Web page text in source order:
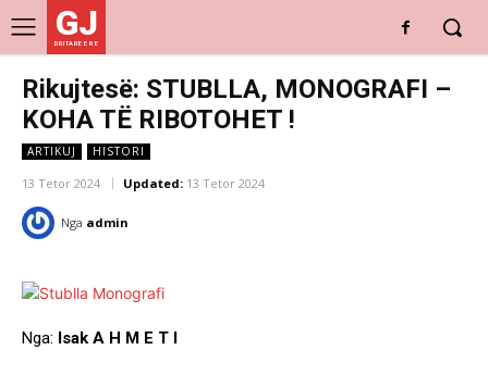
GJ
DRITARE E RE
Rikujtesë: STUBLLA, MONOGRAFI –
KOHA TË RIBOTOHET !
ARTIKUJ HISTORI
13 Tetor 2024 Updated: 13 Tetor 2024
Nga admin
Nga: Isak A H M E T I